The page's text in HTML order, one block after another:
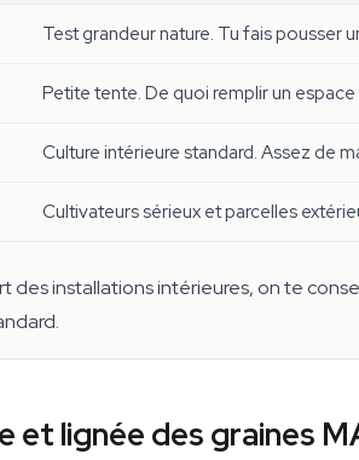
Test grandeur nature. Tu fais pousser
Petite tente. De quoi remplir un
Culture intérieure standard. Assez de
Cultivateurs sérieux et parcelles
des installations intérieures, on te
et lignée des graines